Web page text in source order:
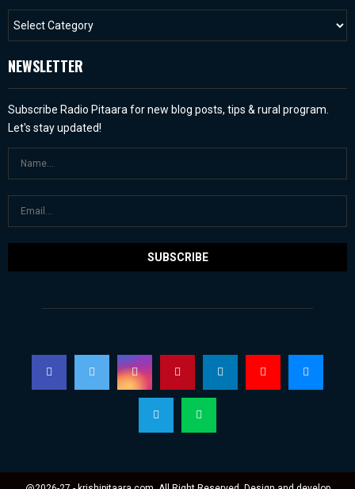
NEWSLETTER
Subscribe Radio Pitaara for new blog posts, tips & rural program.
Let's stay updated!